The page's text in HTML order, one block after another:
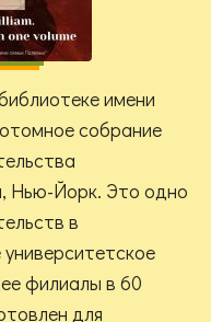
имени
собрание
Нью-Йорк. Это одно
в
филиалы в 60
для